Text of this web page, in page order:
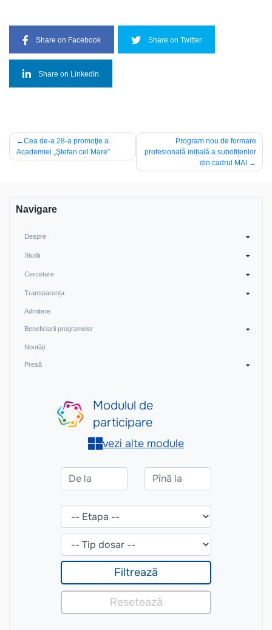
Share on Facebook Share on Twitter
Share on LinkedIn
Navigare
în
Cea de-a 28-a promoţie a
Academiei „Ştefan cel Mare”
Program nou de formare
profesională inițială a subofițerilor
din cadrul MAI
Navigare
Despre
Studii
Cercetare
Transparența
Admitere
Beneficiarii programelor
Noutăți
Presă